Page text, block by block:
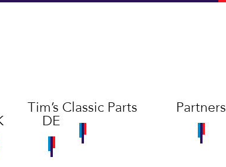
Tim’s Classic Parts Partners
DE